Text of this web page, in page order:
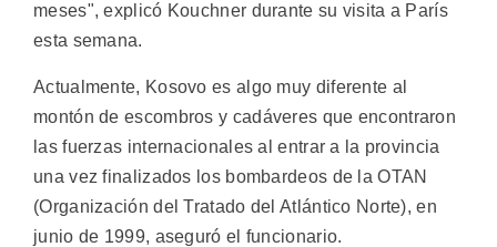
meses", explicó Kouchner durante su visita a París
esta semana.
Actualmente, Kosovo es algo muy diferente al
montón de escombros y cadáveres que encontraron
las fuerzas internacionales al entrar a la provincia
una vez finalizados los bombardeos de la OTAN
(Organización del Tratado del Atlántico Norte), en
junio de 1999, aseguró el funcionario.